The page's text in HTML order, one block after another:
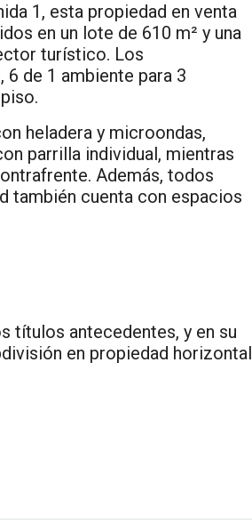
1, esta propiedad en venta
en un lote de 610 m² y una
turístico. Los
de 1 ambiente para 3
heladera y microondas,
parrilla individual, mientras
Además, todos
también cuenta con espacios
títulos antecedentes, y en su
en propiedad horizontal